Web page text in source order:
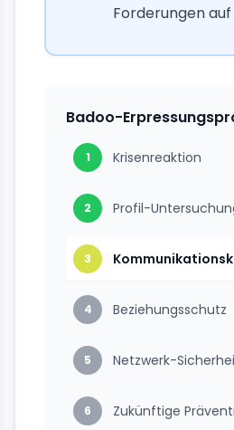
Forderungen
Badoo-
1 Krisenreaktion
2 Profil-
3
4 Beziehungsschutz
5 Netzwerk-
6 Zukünftige